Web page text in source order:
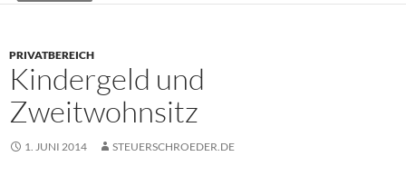
PRIVATBEREICH
Kindergeld und
Zweitwohnsitz
1. JUNI 2014 STEUERSCHROEDER.DE